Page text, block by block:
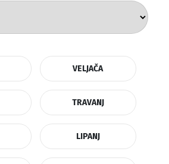
VELJAČA
TRAVANJ
LIPANJ